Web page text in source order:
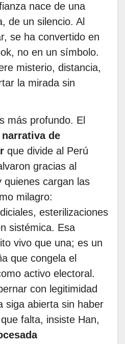
nace de una
de un silencio. Al
se ha convertido en
no en un símbolo.
misterio, distancia,
la mirada sin
más profundo. El
narrativa de
que divide al Perú
gracias al
quienes cargan las
milagro:
esterilizaciones
sistémica. Esa
vivo que una; es un
que congela el
activo electoral.
con legitimidad
siga abierta sin haber
falta, insiste Han,